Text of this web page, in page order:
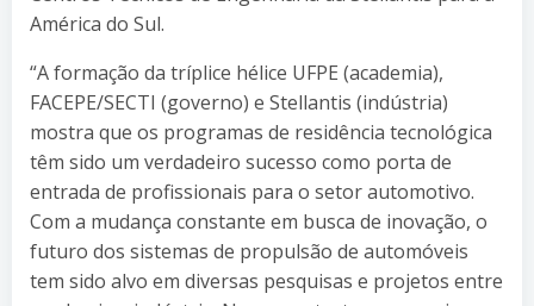
América do Sul.
“A formação da tríplice hélice UFPE (academia),
FACEPE/SECTI (governo) e Stellantis (indústria)
mostra que os programas de residência tecnológica
têm sido um verdadeiro sucesso como porta de
entrada de profissionais para o setor automotivo.
Com a mudança constante em busca de inovação, o
futuro dos sistemas de propulsão de automóveis
tem sido alvo em diversas pesquisas e projetos entre